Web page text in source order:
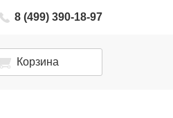
8 (499) 390-18-97
Корзина